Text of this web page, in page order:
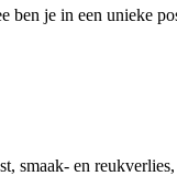
je in een unieke
smaak- en